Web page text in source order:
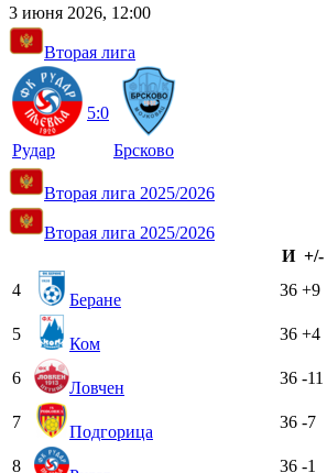
3 июня 2026, 12:00
Вторая лига
Рудар
5:0
Брсково
Вторая лига 2025/2026
Вторая лига 2025/2026
И +/-
4
Беране
36 +9
5
Ком
36 +4
6
Ловчен
36 -11
7
Подгорица
36 -7
8 36 -1